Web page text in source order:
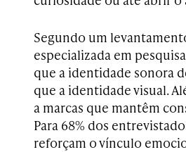
Segundo um
especializada em
que a identidade sonora
que a identidade visual.
a marcas que mantêm
Para 68% dos
reforçam o vínculo